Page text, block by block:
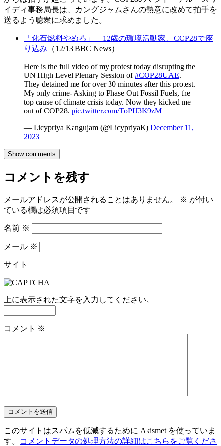
イディ事務局長は、カングジャムさんの熱意に改めて拍手を
送るよう聴衆に求めました。
「化石燃料やめろ」 12歳の環境活動家、COP28で座
り込み （12/13 BBC News）
Here is the full video of my protest today disrupting the
UN High Level Plenary Session of#COP28UAE.
They detained me for over 30 minutes after this protest.
My only crime- Asking to Phase Out Fossil Fuels, the
top cause of climate crisis today. Now they kicked me
out of COP28. pic.twitter.com/ToPIJ3K9zM
— Licypriya Kangujam (@LicypriyaK) December 11,
2023
Show comments
コメントを残す
メールアドレスが公開されることはありません。 ※ が付い
ている欄は必須項目です
名前 ※
メール ※
サイト
上に表示された文字を入力してください。
コメント ※
このサイトはスパムを低減するために Akismet を使っていま
す。
コメントデータの処理方法の詳細はこちらをご覧くださ